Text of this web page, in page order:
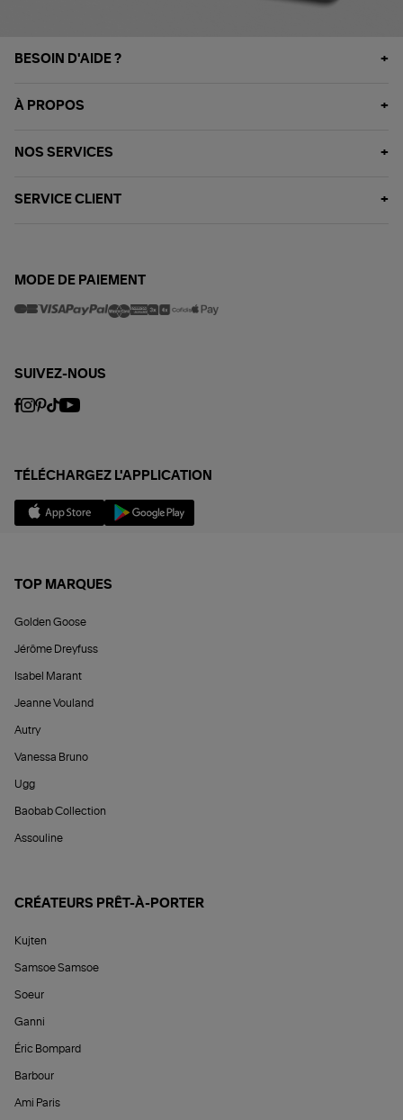
BESOIN D'AIDE ?
À PROPOS
NOS SERVICES
SERVICE CLIENT
MODE DE PAIEMENT
SUIVEZ-NOUS
TÉLÉCHARGEZ L'APPLICATION
TOP MARQUES
Golden Goose
Jérôme Dreyfuss
Isabel Marant
Jeanne Vouland
Autry
Vanessa Bruno
Ugg
Baobab Collection
Assouline
CRÉATEURS PRÊT-À-PORTER
Kujten
Samsoe Samsoe
Soeur
Ganni
Éric Bompard
Barbour
Ami Paris